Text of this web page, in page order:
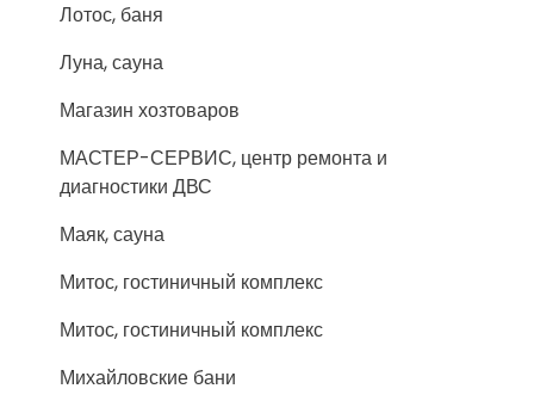
Лотос, баня
Луна, сауна
Магазин хозтоваров
МАСТЕР-СЕРВИС, центр ремонта и
диагностики ДВС
Маяк, сауна
Митос, гостиничный комплекс
Митос, гостиничный комплекс
Михайловские бани